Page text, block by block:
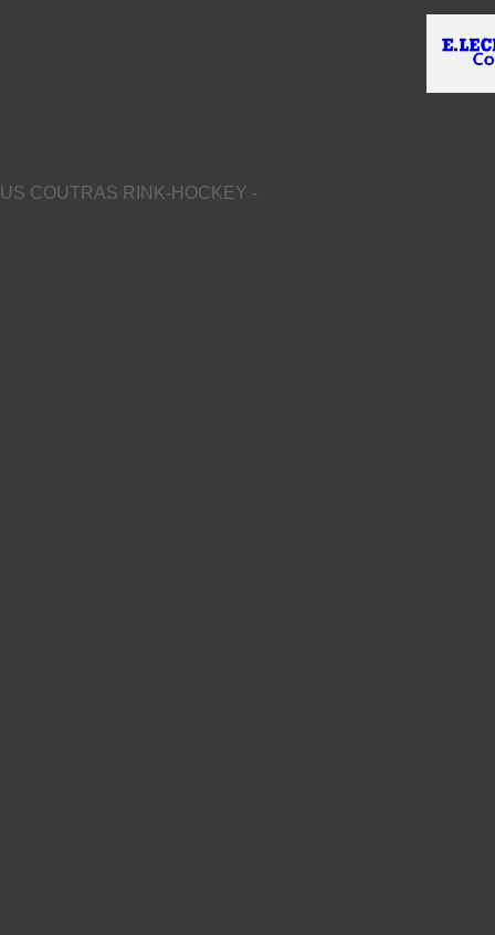
US COUTRAS RINK-HOCKEY -